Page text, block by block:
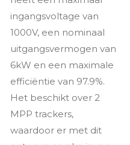
ingangsvoltage van
1000V, een nominaal
uitgangsvermogen van
6kW en een maximale
efficiëntie van 97.9%.
Het beschikt over 2
MPP trackers,
waardoor er met dit